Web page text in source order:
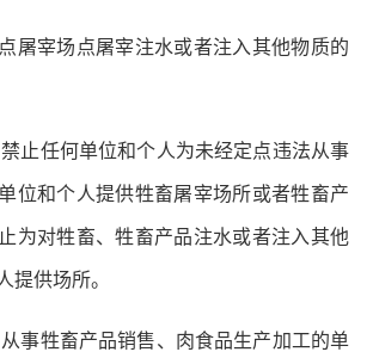
宰场点屠宰注水或者注入其他物质的
止任何单位和个人为未经定点违法从事
位和个人提供牲畜屠宰场所或者牲畜产
为对牲畜、牲畜产品注水或者注入其他
提供场所。
事牲畜产品销售、肉食品生产加工的单